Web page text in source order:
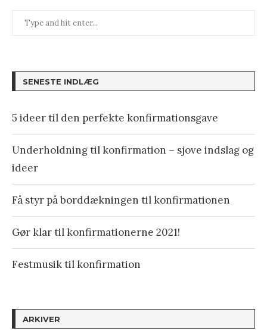
SENESTE INDLÆG
5 ideer til den perfekte konfirmationsgave
Underholdning til konfirmation – sjove indslag og
ideer
Få styr på borddækningen til konfirmationen
Gør klar til konfirmationerne 2021!
Festmusik til konfirmation
ARKIVER